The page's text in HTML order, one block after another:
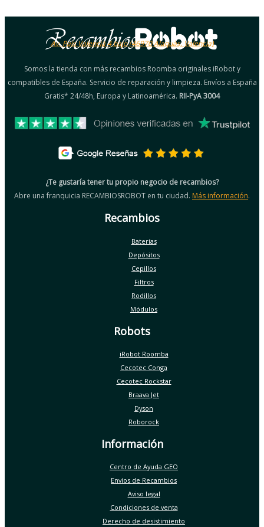
Av. País Valencià 4 bajo (46970 Alaquàs, Valencia)
Somos la tienda con más recambios Roomba originales iRobot y
compatibles de España. Servicio de reparación y limpieza. Envíos a España
Gratis* 24/48h, Europa y Latinoamérica. RII-PyA 3004
¿Te gustaría tener tu propio negocio de recambios?
Abre una franquicia RECAMBIOSROBOT en tu ciudad. Más información.
Recambios
Baterías
Depósitos
Cepillos
Filtros
Rodillos
Módulos
Robots
iRobot Roomba
Cecotec Conga
Cecotec Rockstar
Braava Jet
Dyson
Roborock
Información
Centro de Ayuda GEO
Envíos de Recambios
Aviso legal
Condiciones de venta
Derecho de desistimiento